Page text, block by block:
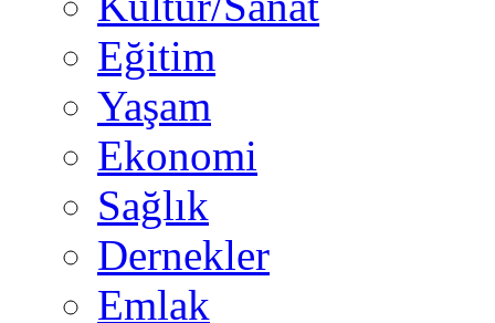
Eğitim
Yaşam
Ekonomi
Sağlık
Dernekler
Emlak